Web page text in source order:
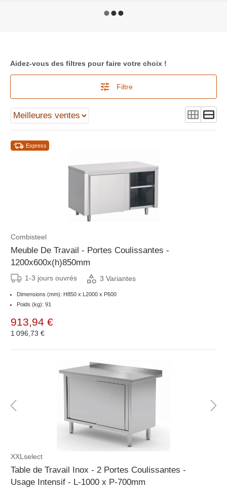
Aidez-vous des filtres pour faire votre choix !
Filtre
Express
Combisteel
Meuble De Travail - Portes Coulissantes -
1200x600x(h)850mm
1-3 jours ouvrés 3 Variantes
Dimensions (mm): H850 x L2000 x P600
Poids (kg): 91
913,94 €
1 096,73 €
XXLselect
Table de Travail Inox - 2 Portes Coulissantes -
Usage Intensif - L-1000 x P-700mm